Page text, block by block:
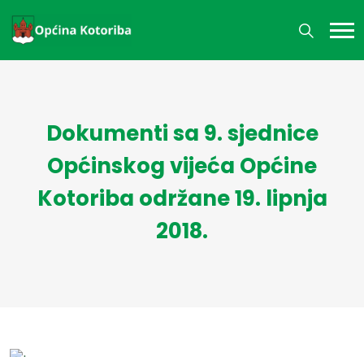
Dokumenti sa 9. sjednice
Općinskog vijeća Općine
Kotoriba održane 19. lipnja
2018.